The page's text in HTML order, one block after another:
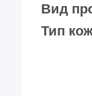
Вид
Тип